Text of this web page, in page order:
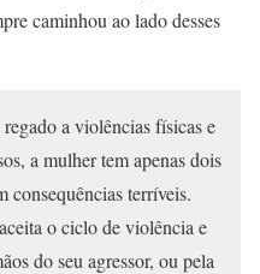
caminhou ao lado desses
a violências físicas e
a mulher tem apenas dois
consequências terríveis.
o ciclo de violência e
do seu agressor, ou pela